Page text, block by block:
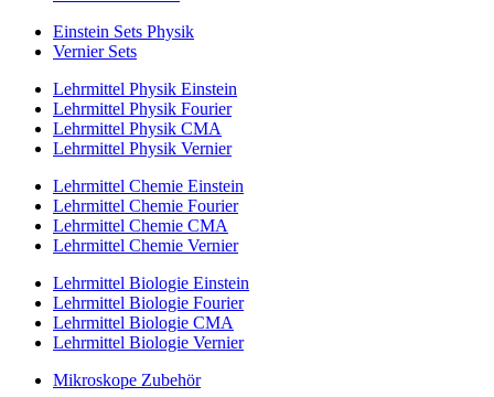
Einstein Sets Physik
Vernier Sets
Lehrmittel Physik Einstein
Lehrmittel Physik Fourier
Lehrmittel Physik CMA
Lehrmittel Physik Vernier
Lehrmittel Chemie Einstein
Lehrmittel Chemie Fourier
Lehrmittel Chemie CMA
Lehrmittel Chemie Vernier
Lehrmittel Biologie Einstein
Lehrmittel Biologie Fourier
Lehrmittel Biologie CMA
Lehrmittel Biologie Vernier
Mikroskope Zubehör